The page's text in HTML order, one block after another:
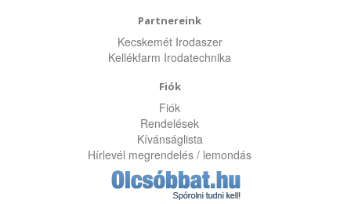
Partnereink
Kecskemét Irodaszer
Kellékfarm Irodatechnika
Fiók
Fiók
Rendelések
Kívánságlista
Hírlevél megrendelés / lemondás